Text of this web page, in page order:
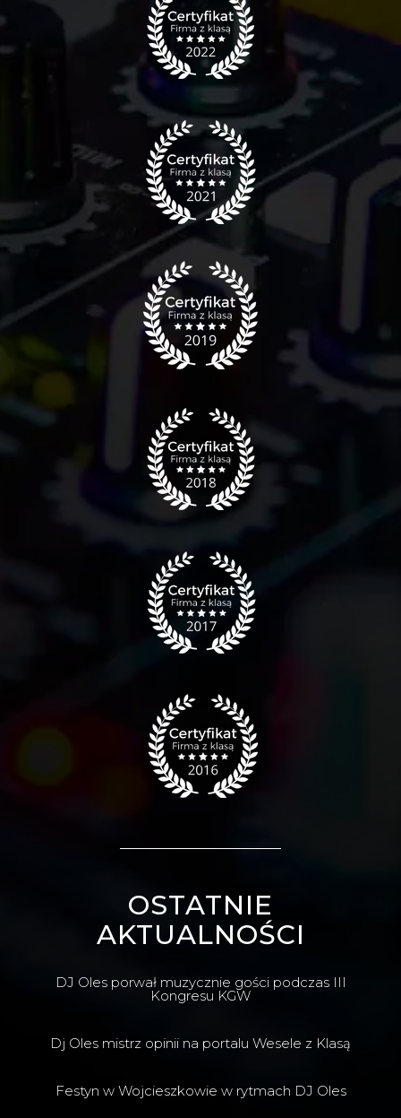
OSTATNIE
AKTUALNOŚCI
DJ Oles porwał muzycznie gości podczas III
Kongresu KGW
Dj Oles mistrz opinii na portalu Wesele z Klasą
Festyn w Wojcieszkowie w rytmach DJ Oles